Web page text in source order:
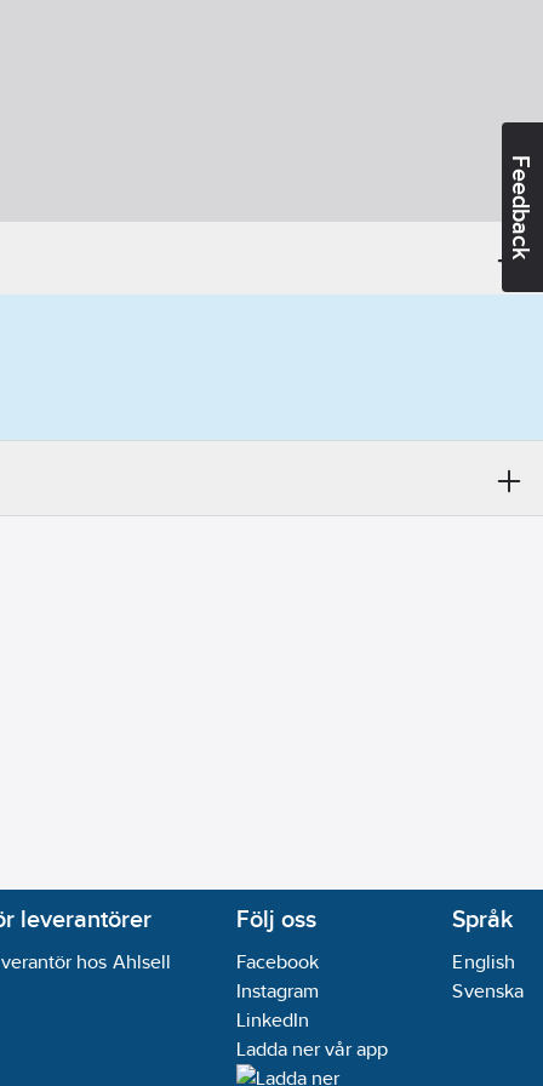
Feedback
leverantörer
hos Ahlsell
Följ oss
Facebook
Instagram
LinkedIn
Ladda ner vår app
Språk
English
Svenska